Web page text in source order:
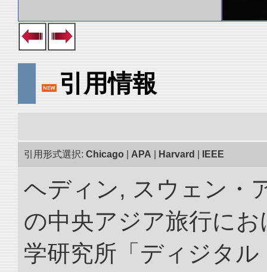
引用情報
引用形式選択: Chicago APA Harvard IEEE
ヘディン, スウェン・
の中央アジア旅行にお
学研究所「ディジタ